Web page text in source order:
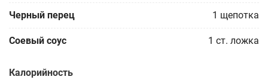
Черный перец 1 щепотка
Соевый соус 1 ст. ложка
Калорийность